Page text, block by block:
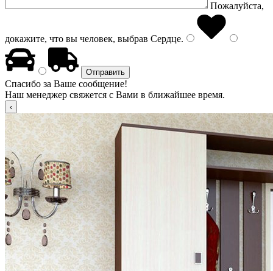
Пожалуйста,
докажите, что вы человек, выбрав Сердце.
Спасибо за Ваше сообщение!
Наш менеджер свяжется с Вами в ближайшее время.